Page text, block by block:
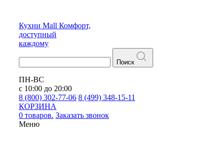
Кухни Mall Комфорт,
доступный
каждому
Поиск
ПН-ВС
с 10:00 до 20:00
8 (800) 302-77-06 8 (499) 348-15-11
КОРЗИНА
0 товаров. Заказать звонок
Меню